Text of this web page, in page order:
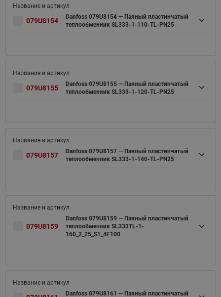
079U8154
Danfoss 079U8154 — Паяный пластинчатый
теплообменник SL333-1-110-TL-PN25
079U8155
Danfoss 079U8155 — Паяный пластинчатый
теплообменник SL333-1-120-TL-PN25
079U8157
Danfoss 079U8157 — Паяный пластинчатый
теплообменник SL333-1-140-TL-PN25
079U8159
Danfoss 079U8159 — Паяный пластинчатый
теплообменник SL333TL-1-
160_2_25_S1_4F100
Danfoss 079U8161 — Паяный пластинчатый